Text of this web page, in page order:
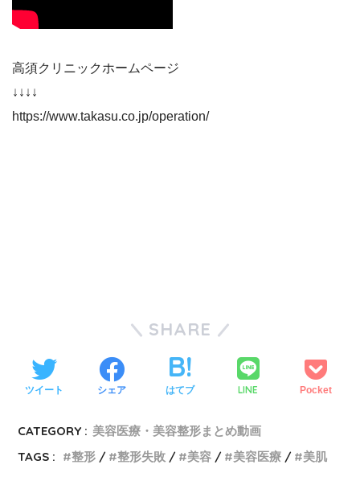
高須クリニックホームページ
↓↓↓↓
https://www.takasu.co.jp/operation/
SHARE
ツイート シェア はてブ LINE Pocket
CATEGORY : 美容医療・美容整形まとめ動画
TAGS :
整形 整形失敗 美容 美容医療 美肌